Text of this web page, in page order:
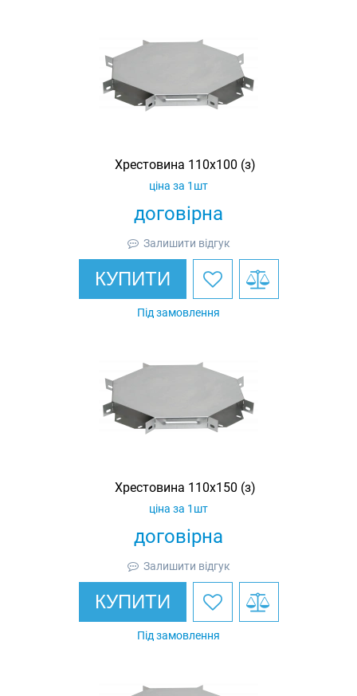
Хрестовина 110х100 (з)
договірна
ціна за 1шт
Залишити відгук
КУПИТИ
Під замовлення
Хрестовина 110х150 (з)
договірна
ціна за 1шт
Залишити відгук
КУПИТИ
Під замовлення